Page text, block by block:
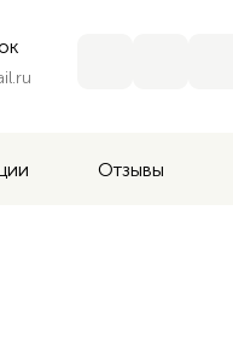
Отзывы